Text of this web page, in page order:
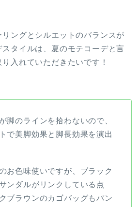
ングとシルエットのバランスが
タイルは、夏のモテコーデと言
入れていただきたいです！
脚のラインを拾わないので、
で美脚効果と脚長効果を演出
お色味使いですが、ブラック
ンダルがリンクしている点
ブラウンのカゴバッグもパン